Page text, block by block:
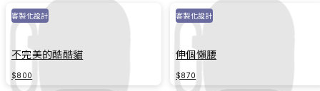
客製化設計
不完美的酷酷貓
$800
客製化設計
伸個懶腰
$870